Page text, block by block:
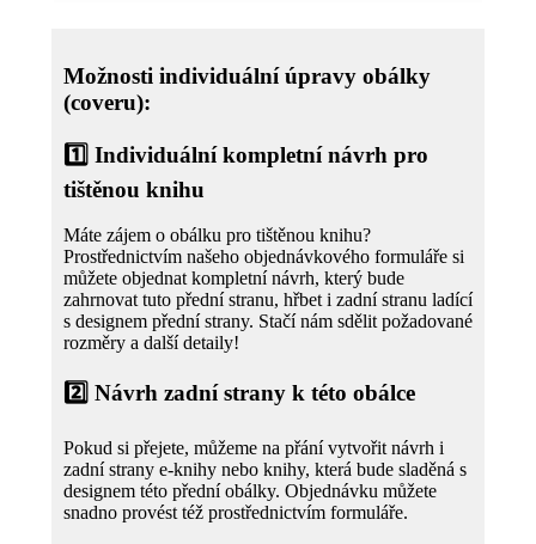
Možnosti individuální úpravy obálky
(coveru):
1️⃣ Individuální kompletní návrh pro
tištěnou knihu
Máte zájem o obálku pro tištěnou knihu?
Prostřednictvím našeho objednávkového formuláře si
můžete objednat kompletní návrh, který bude
zahrnovat tuto přední stranu, hřbet i zadní stranu ladící
s designem přední strany. Stačí nám sdělit požadované
rozměry a další detaily!
2️⃣ Návrh zadní strany k této obálce
Pokud si přejete, můžeme na přání vytvořit návrh i
zadní strany e-knihy nebo knihy, která bude sladěná s
designem této přední obálky. Objednávku můžete
snadno provést též prostřednictvím formuláře.